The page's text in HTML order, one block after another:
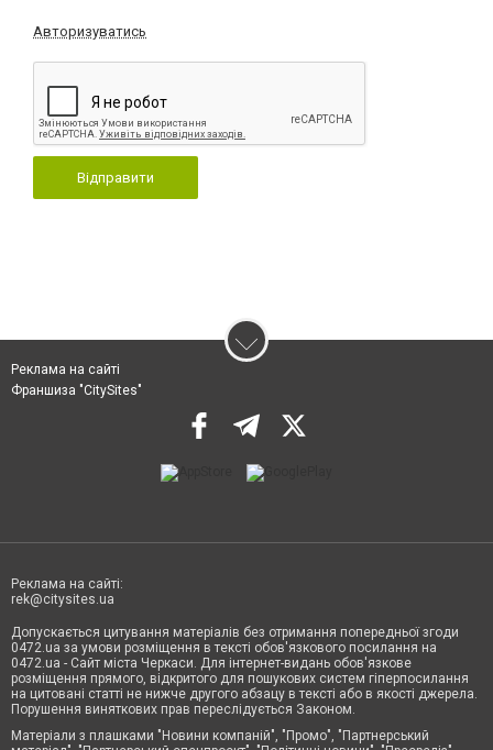
Авторизуватись
Відправити
Реклама на сайті
Франшиза "CitySites"
Реклама на сайті:
rek@citysites.ua
Допускається цитування матеріалів без отримання попередньої згоди
0472.ua за умови розміщення в тексті обов'язкового посилання на
0472.ua - Сайт міста Черкаси. Для інтернет-видань обов'язкове
розміщення прямого, відкритого для пошукових систем гіперпосилання
на цитовані статті не нижче другого абзацу в тексті або в якості джерела.
Порушення виняткових прав переслідується Законом.
Матеріали з плашками "Новини компаній", "Промо", "Партнерський